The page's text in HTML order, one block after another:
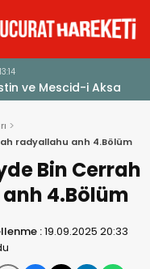
ve Mescid-i Aksa
radyallahu anh 4.Bölüm
Bin Cerrah
4.Bölüm
:19.09.2025 20:33